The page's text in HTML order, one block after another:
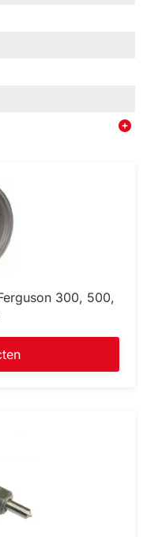
300, 500,